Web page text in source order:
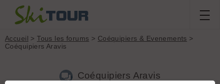
Accueil >Tous les forums > Coéquipiers & Evenements >
Coéquipiers Aravis
Coéquipiers Aravis